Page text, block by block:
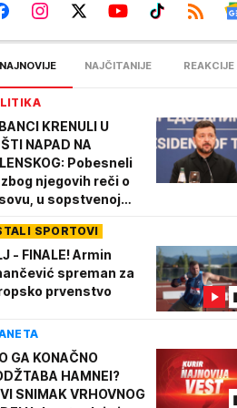
NAJNOVIJE NAJČITANIJE REAKCIJE
KRENULI U
NAPAD NA
Pobesneli
njegovih reči o
u sopstvenoj
SPORTOVI
- FINALE! Armin
spreman za
prvenstvo
GA KONAČNO
HAMNEI?
SNIMAK VRHOVNOG